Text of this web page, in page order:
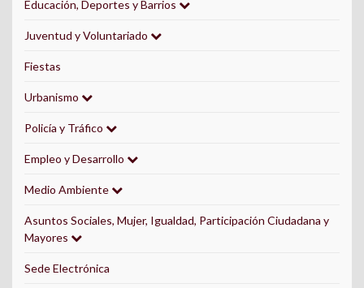
Educación, Deportes y Barrios
Juventud y Voluntariado
Fiestas
Urbanismo
Policía y Tráfico
Empleo y Desarrollo
Medio Ambiente
Asuntos Sociales, Mujer, Igualdad, Participación Ciudadana y
Mayores
Sede Electrónica